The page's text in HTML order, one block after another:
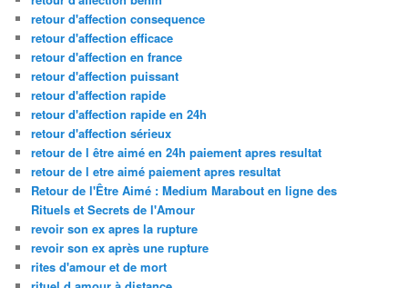
retour d'affection consequence
retour d'affection efficace
retour d'affection en france
retour d'affection puissant
retour d'affection rapide
retour d'affection rapide en 24h
retour d'affection sérieux
retour de l être aimé en 24h paiement apres resultat
retour de l etre aimé paiement apres resultat
Retour de l'Être Aimé : Medium Marabout en ligne des
Rituels et Secrets de l'Amour
revoir son ex apres la rupture
revoir son ex après une rupture
rites d'amour et de mort